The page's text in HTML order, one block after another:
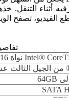
تصفح